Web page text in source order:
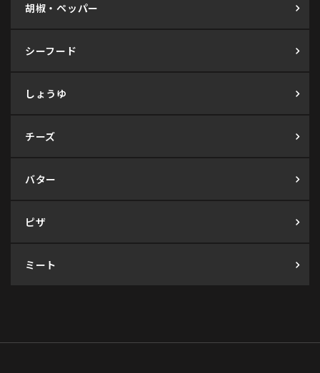
胡椒・ペッパー
シーフード
しょうゆ
チーズ
バター
ピザ
ミート